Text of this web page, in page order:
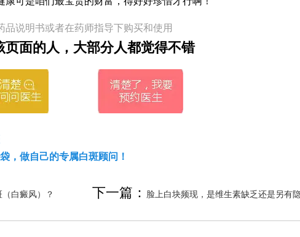
说明书或者在药师指导下购买和使用
页面的人，大部分人都觉得不错
，做自己的专属白斑顾问！
白癜风）？ 下一篇： 脸上白块频现，是维生素缺乏还是另有